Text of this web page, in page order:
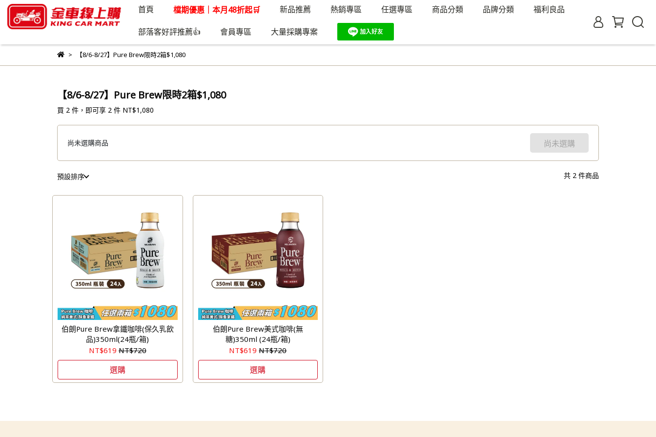
首頁 檔期優惠｜本月48折起🛒 新品推薦 熱銷專區 任選專區 商品分類 品牌分類 福利良品
部落客好評推薦👍 會員專區 大量採購專案
【8/6-8/27】Pure Brew限時2箱$1,080
【8/6-8/27】Pure Brew限時2箱$1,080
買 2 件， 即可享 2 件 NT$1,080
尚未選購商品 尚未選購
預設排序 共 2 件商品
伯朗Pure Brew拿鐵咖啡(保久乳飲
品)350ml(24瓶/箱)
NT$619 NT$720
選購
伯朗Pure Brew美式咖啡(無
糖)350ml (24瓶/箱)
NT$619 NT$720
選購